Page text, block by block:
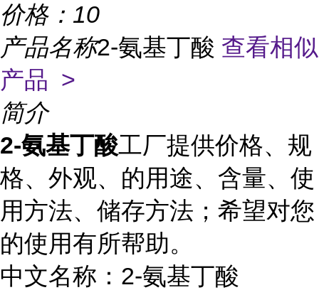
价格： 10
产品名称2-氨基丁酸 查看相似
产品 >
简介
2-氨基丁酸工厂提供价格、规
格、外观、的用途、含量、使
用方法、储存方法；希望对您
的使用有所帮助。
中文名称：2-氨基丁酸